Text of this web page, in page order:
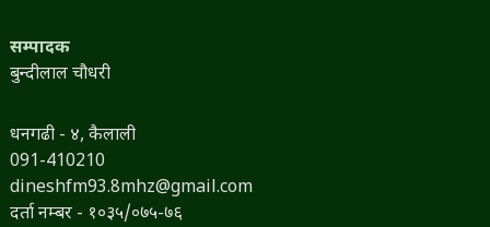
सम्पादक
बुन्दीलाल चौधरी
धनगढी - ४, कैलाली
091-410210
dineshfm93.8mhz@gmail.com
दर्ता नम्बर - १०३५/०७५-७६